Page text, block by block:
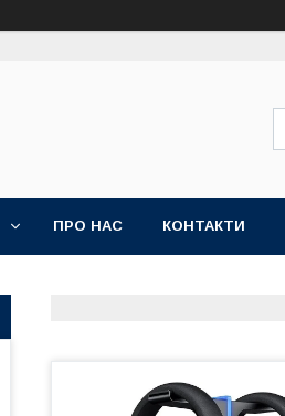
ПРО НАС КОНТАКТИ